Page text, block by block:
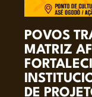
POVOS
MATRIZ
DE